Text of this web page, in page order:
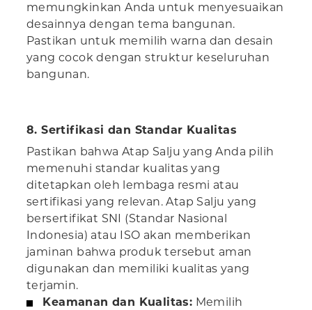
memungkinkan Anda untuk menyesuaikan
desainnya dengan tema bangunan.
Pastikan untuk memilih warna dan desain
yang cocok dengan struktur keseluruhan
bangunan.
8. Sertifikasi dan Standar Kualitas
Pastikan bahwa Atap Salju yang Anda pilih
memenuhi standar kualitas yang
ditetapkan oleh lembaga resmi atau
sertifikasi yang relevan. Atap Salju yang
bersertifikat SNI (Standar Nasional
Indonesia) atau ISO akan memberikan
jaminan bahwa produk tersebut aman
digunakan dan memiliki kualitas yang
terjamin.
Keamanan dan Kualitas: Memilih